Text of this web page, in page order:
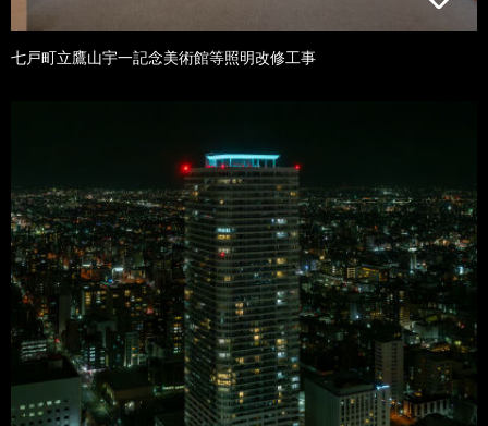
七戸町立鷹山宇一記念美術館等照明改修工事